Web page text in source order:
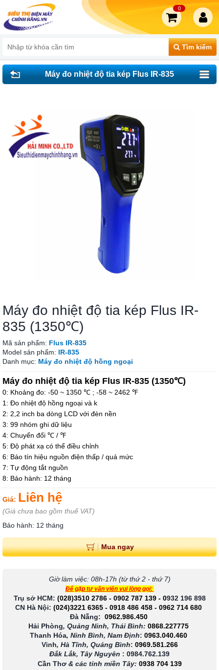
Tìm kiếm
0
Máy đo nhiệt độ tia kép Flus IR-835
Máy đo nhiệt độ tia kép Flus IR-
835 (1350℃)
Mã sản phẩm: Flus IR-835
Model sản phẩm: IR-835
Danh mục: Máy đo nhiệt độ hồng ngoại
Máy đo nhiệt độ tia kép Flus IR-835 (1350℃)
0: Khoảng đo: -50 ~ 1350 ℃ ; -58 ~ 2462 ℉
1: Đo nhiệt độ hồng ngoại và k
2: 2,2 inch ba dòng LCD với đèn nền
3: 99 nhóm ghi dữ liệu
4: Chuyển đổi ℃ / ℉
5: Độ phát xạ có thể điều chỉnh
6: Báo tín hiệu nguồn điện thấp / quá mức
7: Tự động tắt nguồn
8: Bảo hành: 12 tháng
Giá: Liên hệ
(Giá chưa bao gồm thuế VAT)
Bảo hành: 12 tháng
Mua ngay
Giờ làm việc: 08h-17h (từ thứ 2 - thứ 7)
Để gặp tư vấn viên vui lòng gọi:
Trụ sở HCM: (028)3510 2786 - 0902 787 139- 0932 196 898
CN Hà Nội: (024)3221 6365 - 0918 486 458 - 0962 714 680
Đà Nẵng: 0962.986.450
Hải Phòng, Quảng Ninh, Thái Bình: 0868.227775
Thanh Hóa, Ninh Bình, Nam Định: 0963.040.460
Vinh, Hà Tĩnh, Quảng Bình: 0969.581.266
Đắk Lắk, Tây Nguyên : 0984.762.139
Cần Thơ & các tỉnh miền Tây: 0938 704 139